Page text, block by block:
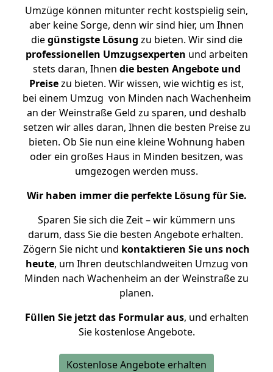
Umzüge können mitunter recht kostspielig sein,
aber keine Sorge, denn wir sind hier, um Ihnen
diegünstigste Lösung zu bieten. Wir sind die
professionellen Umzugsexperten und arbeiten
stets daran, Ihnen die besten Angebote und
Preisezu bieten. Wir wissen, wie wichtig es ist,
bei einem Umzug von Minden nach Wachenheim
an der Weinstraße Geld zu sparen, und deshalb
setzen wir alles daran, Ihnen die besten Preise zu
bieten. Ob Sie nun eine kleine Wohnung haben
oder ein großes Haus in Minden besitzen, was
umgezogen werden muss.
Wir haben immer die perfekte Lösung für Sie.
Sparen Sie sich die Zeit – wir kümmern uns
darum, dass Sie die besten Angebote erhalten.
Zögern Sie nicht und kontaktieren Sie uns noch
heute, um Ihren deutschlandweiten Umzug von
Minden nach Wachenheim an der Weinstraße zu
planen.
Füllen Sie jetzt das Formular aus, und erhalten
Sie kostenlose Angebote.
Kostenlose Angebote erhalten